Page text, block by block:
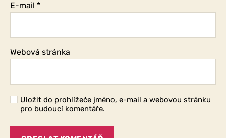
E-mail *
Webová stránka
Uložit do prohlížeče jméno, e-mail a webovou stránku
pro budoucí komentáře.